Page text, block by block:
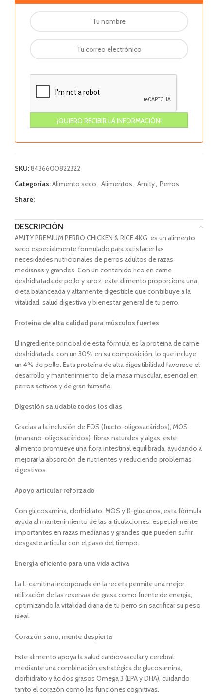
SKU:8436600822322
Categorías:Alimento seco, Alimentos, Amity, Perros
Share:
DESCRIPCIÓN
AMITY PREMIUM PERRO CHICKEN & RICE 4KG es un alimento
seco especialmente formulado para satisfacer las
necesidades nutricionales de perros adultos de razas
medianas y grandes. Con un contenido rico en carne
deshidratada de pollo y arroz, este alimento proporciona una
dieta balanceada y altamente digestible que contribuye a la
vitalidad, salud digestiva y bienestar general de tu perro.
Proteína de alta calidad para músculos fuertes
El ingrediente principal de esta fórmula es la proteína de carne
deshidratada, con un 30% en su composición, lo que incluye
un 4% de pollo. Esta proteína de alta digestibilidad favorece el
desarrollo y mantenimiento de la masa muscular, esencial en
perros activos y de gran tamaño.
Digestión saludable todos los días
Gracias a la inclusión de FOS (fructo-oligosacáridos), MOS
(manano-oligosacáridos), fibras naturales y algas, este
alimento promueve una flora intestinal equilibrada, ayudando a
mejorar la absorción de nutrientes y reduciendo problemas
digestivos.
Apoyo articular reforzado
Con glucosamina, clorhidrato, MOS y ß-glucanos, esta fórmula
ayuda al mantenimiento de las articulaciones, especialmente
importantes en razas medianas y grandes que pueden sufrir
desgaste articular con el paso del tiempo.
Energía eficiente para una vida activa
La L-carnitina incorporada en la receta permite una mejor
utilización de las reservas de grasa como fuente de energía,
optimizando la vitalidad diaria de tu perro sin sacrificar su peso
ideal.
Corazón sano, mente despierta
Este alimento apoya la salud cardiovascular y cerebral
mediante una combinación estratégica de glucosamina,
clorhidrato y ácidos grasos Omega 3 (EPA y DHA), cuidando
tanto el corazón como las funciones cognitivas.